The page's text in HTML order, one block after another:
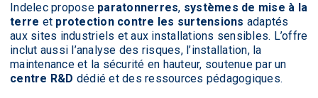
Indelec propose paratonnerres, systèmes de mise à la
terre et protection contre les surtensions adaptés
aux sites industriels et aux installations sensibles. L’offre
inclut aussi l’analyse des risques, l’installation, la
maintenance et la sécurité en hauteur, soutenue par un
centre R&D dédié et des ressources pédagogiques.